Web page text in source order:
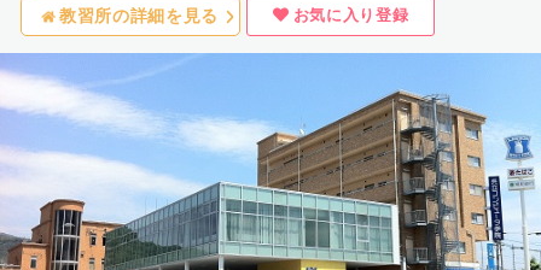
教習所の詳細を見る お気に入り登録